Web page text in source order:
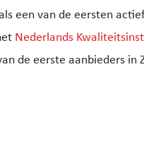
een van de eersten
Nederlands
de eerste aanbieders in